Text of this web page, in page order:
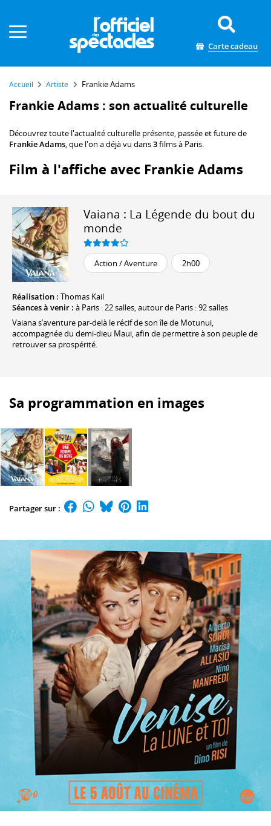
Carte cadeau
Accueil Artiste Frankie Adams
Frankie Adams : son actualité culturelle
Découvrez toute l'actualité culturelle présente, passée et future de
Frankie Adams, que l'on a déjà vu dans3films à Paris.
Film à l'affiche avec Frankie Adams
Vaiana : La Légende du bout du
monde
Action / Aventure 2h00
Réalisation : Thomas Kail
Séances à venir : à Paris : 22 salles, autour de Paris : 92 salles
Vaiana s’aventure par-delà le récif de son île de Motunui,
accompagnée du demi-dieu Maui, afin de permettre à son peuple de
retrouver sa prospérité.
Sa programmation en images
Partager sur :